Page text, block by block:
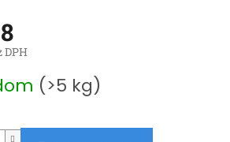
DPH
(>5 kg)